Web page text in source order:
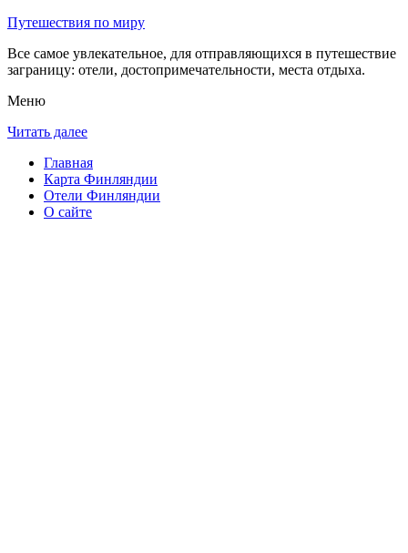
Путешествия по миру
Все самое увлекательное, для отправляющихся в путешествие
заграницу: отели, достопримечательности, места отдыха.
Меню
Читать далее
Главная
Карта Финляндии
Отели Финляндии
О сайте